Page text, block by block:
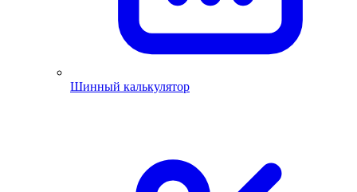
Шинный калькулятор